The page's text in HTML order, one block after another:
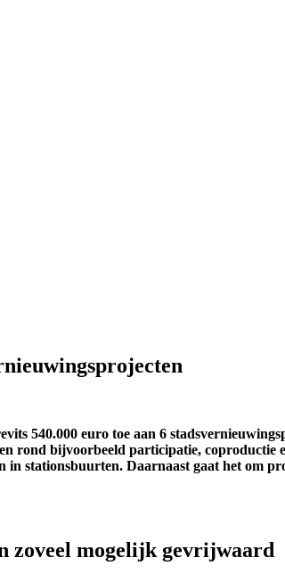
540.000 euro toe aan 6
rond bijvoorbeeld participatie, coproductie
in stationsbuurten. Daarnaast gaat het om
zoveel mogelijk gevrijwaard